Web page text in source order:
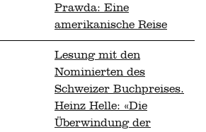
Prawda: Eine
amerikanische Reise
Lesung mit den
Nominierten des
Schweizer Buchpreises.
Heinz Helle: «Die
Überwindung der